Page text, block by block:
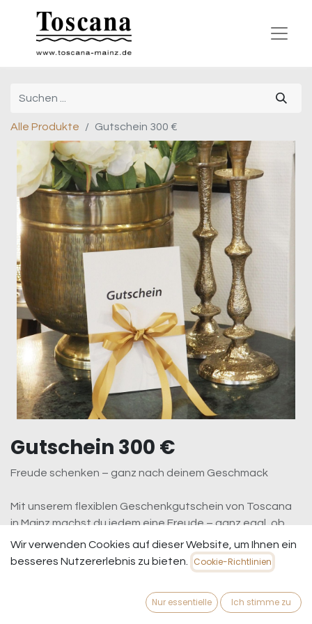
Alle Produkte Gutschein 300 €
Gutschein 300 €
Freude schenken – ganz nach deinem Geschmack
Mit unserem flexiblen Geschenkgutschein von Toscana
in Mainz machst du jedem eine Freude – ganz egal, ob
zum Geburtstag, zu Weihnachten oder einfach so. Du
bestimmst den Betrag, und der oder die Beschenkte
kann sich dann online oder in einem unserer
Ladengeschäfte in Mainz genau das aussuchen, was
Wir verwenden Cookies auf dieser Website, um Ihnen ein
besseres Nutzererlebnis zu bieten.
Cookie-Richtlinien
Nur essentielle Ich stimme zu